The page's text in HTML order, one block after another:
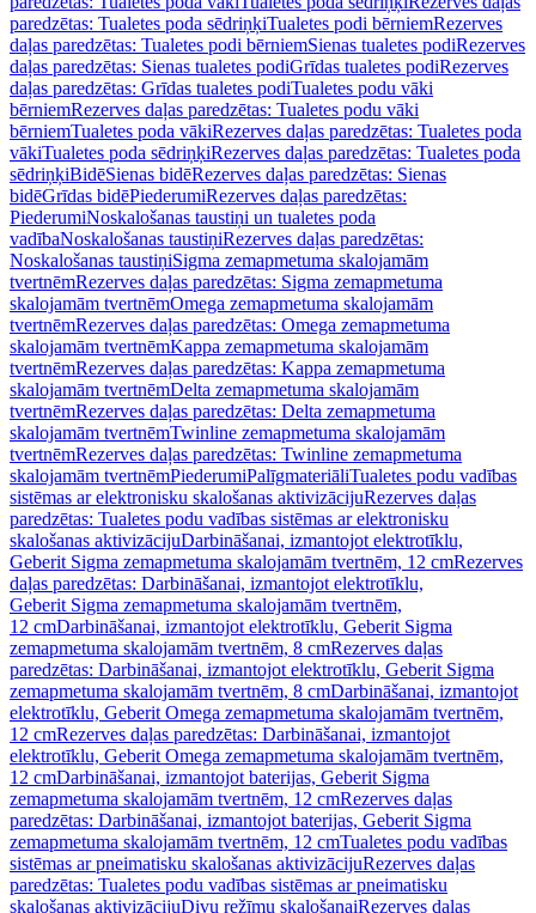
paredzētas: Tualetes poda sēdriņķiTualetes podi bērniemRezerves
daļas paredzētas: Tualetes podi bērniemSienas tualetes podiRezerves
daļas paredzētas: Sienas tualetes podiGrīdas tualetes podiRezerves
daļas paredzētas: Grīdas tualetes podiTualetes podu vāki
bērniemRezerves daļas paredzētas: Tualetes podu vāki
bērniemTualetes poda vākiRezerves daļas paredzētas: Tualetes poda
vākiTualetes poda sēdriņķiRezerves daļas paredzētas: Tualetes poda
sēdriņķiBidēSienas bidēRezerves daļas paredzētas: Sienas
bidēGrīdas bidēPiederumiRezerves daļas paredzētas:
PiederumiNoskalošanas taustiņi un tualetes poda
vadībaNoskalošanas taustiņiRezerves daļas paredzētas:
Noskalošanas taustiņiSigma zemapmetuma skalojamām
tvertnēmRezerves daļas paredzētas: Sigma zemapmetuma
skalojamām tvertnēmOmega zemapmetuma skalojamām
tvertnēmRezerves daļas paredzētas: Omega zemapmetuma
skalojamām tvertnēmKappa zemapmetuma skalojamām
tvertnēmRezerves daļas paredzētas: Kappa zemapmetuma
skalojamām tvertnēmDelta zemapmetuma skalojamām
tvertnēmRezerves daļas paredzētas: Delta zemapmetuma
skalojamām tvertnēmTwinline zemapmetuma skalojamām
tvertnēmRezerves daļas paredzētas: Twinline zemapmetuma
skalojamām tvertnēmPiederumiPalīgmateriāliTualetes podu vadības
sistēmas ar elektronisku skalošanas aktivizācijuRezerves daļas
paredzētas: Tualetes podu vadības sistēmas ar elektronisku
skalošanas aktivizācijuDarbināšanai, izmantojot elektrotīklu,
Geberit Sigma zemapmetuma skalojamām tvertnēm, 12 cmRezerves
daļas paredzētas: Darbināšanai, izmantojot elektrotīklu,
Geberit Sigma zemapmetuma skalojamām tvertnēm,
12 cmDarbināšanai, izmantojot elektrotīklu, Geberit Sigma
zemapmetuma skalojamām tvertnēm, 8 cmRezerves daļas
paredzētas: Darbināšanai, izmantojot elektrotīklu, Geberit Sigma
zemapmetuma skalojamām tvertnēm, 8 cmDarbināšanai, izmantojot
elektrotīklu, Geberit Omega zemapmetuma skalojamām tvertnēm,
12 cmRezerves daļas paredzētas: Darbināšanai, izmantojot
elektrotīklu, Geberit Omega zemapmetuma skalojamām tvertnēm,
12 cmDarbināšanai, izmantojot baterijas, Geberit Sigma
zemapmetuma skalojamām tvertnēm, 12 cmRezerves daļas
paredzētas: Darbināšanai, izmantojot baterijas, Geberit Sigma
zemapmetuma skalojamām tvertnēm, 12 cmTualetes podu vadības
sistēmas ar pneimatisku skalošanas aktivizācijuRezerves daļas
paredzētas: Tualetes podu vadības sistēmas ar pneimatisku
skalošanas aktivizācijuDivu režīmu skalošanaiRezerves daļas